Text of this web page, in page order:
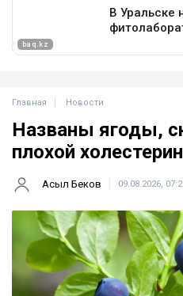
Главная Новости
Названы ягоды,
плохой
Асыл Беков 09.08.2026,